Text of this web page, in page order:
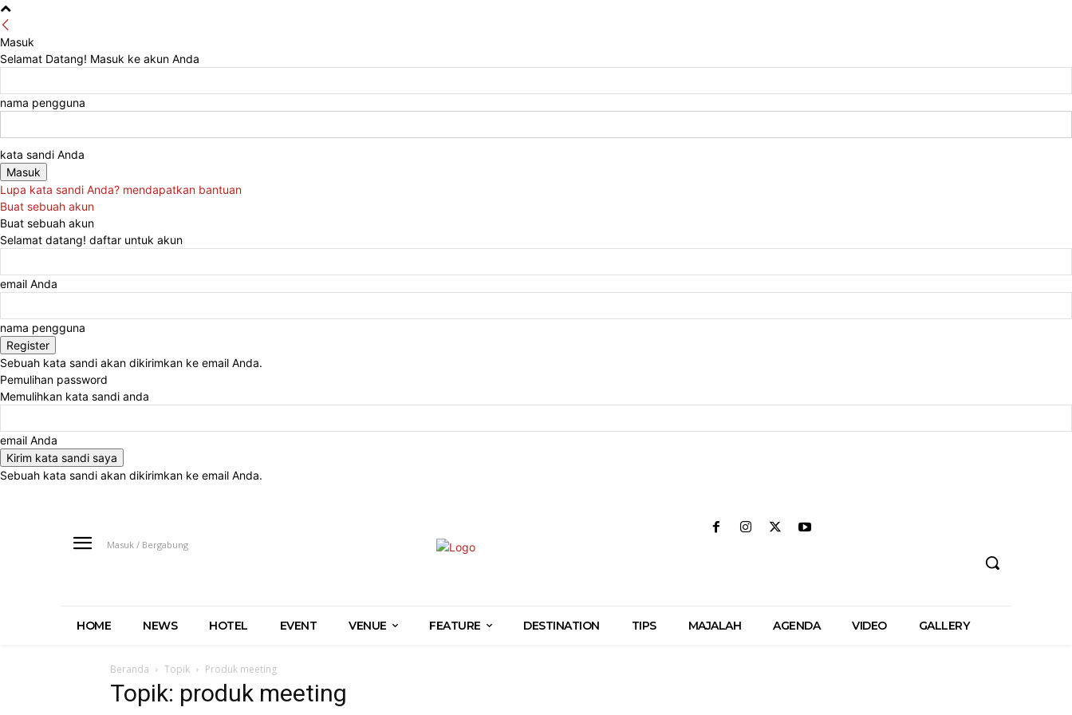
Masuk
Selamat Datang! Masuk ke akun Anda
nama pengguna
kata sandi Anda
Lupa kata sandi Anda? mendapatkan bantuan
Buat sebuah akun
Buat sebuah akun
Selamat datang! daftar untuk akun
email Anda
nama pengguna
Sebuah kata sandi akan dikirimkan ke email Anda.
Pemulihan password
Memulihkan kata sandi anda
email Anda
Sebuah kata sandi akan dikirimkan ke email Anda.
Masuk / Bergabung
HOME NEWS HOTEL EVENT VENUE FEATURE DESTINATION TIPS MAJALAH AGENDA VIDEO GALLERY
Beranda Topik Produk meeting
Topik: produk meeting